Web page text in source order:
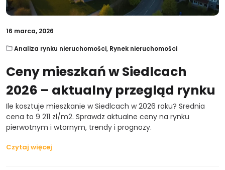
16 marca, 2026
Analiza rynku nieruchomości, Rynek nieruchomości
Ceny mieszkań w Siedlcach
2026 – aktualny przegląd rynku
Ile kosztuje mieszkanie w Siedlcach w 2026 roku? Srednia
cena to 9 211 zl/m2. Sprawdz aktualne ceny na rynku
pierwotnym i wtornym, trendy i prognozy.
Czytaj więcej